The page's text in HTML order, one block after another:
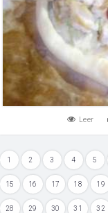
Leer
1 2 3 4 5
15 16 17 18 19
28 29 30 31 32